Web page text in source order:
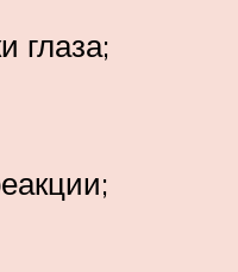
глаза;